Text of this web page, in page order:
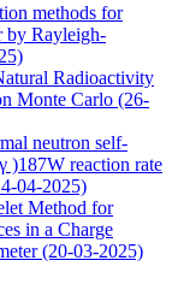
methods for
by Rayleigh-
Radioactivity
Monte Carlo (26-
neutron self-
)187W reaction rate
04-2025)
Method for
in a Charge
(20-03-2025)